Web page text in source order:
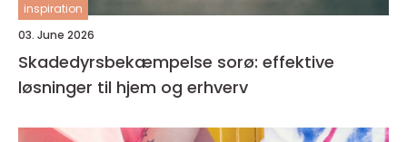
inspiration
03. June 2026
Skadedyrsbekæmpelse sorø: effektive
løsninger til hjem og erhverv